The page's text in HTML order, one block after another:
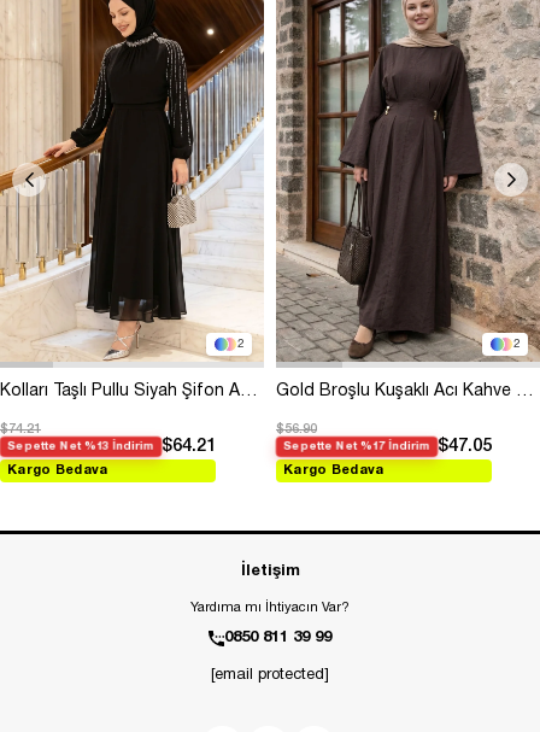
2
Kolları Taşlı Pullu Siyah Şifon Abiye
$74.21
Sepette Net %13 İndirim $64.21
Kargo Bedava
2
Gold Broşlu Kuşaklı Acı Kahve Modal Elbise
$56.90
Sepette Net %17 İndirim $47.05
Kargo Bedava
İletişim
Yardıma mı İhtiyacın Var?
0850 811 39 99
[email protected]